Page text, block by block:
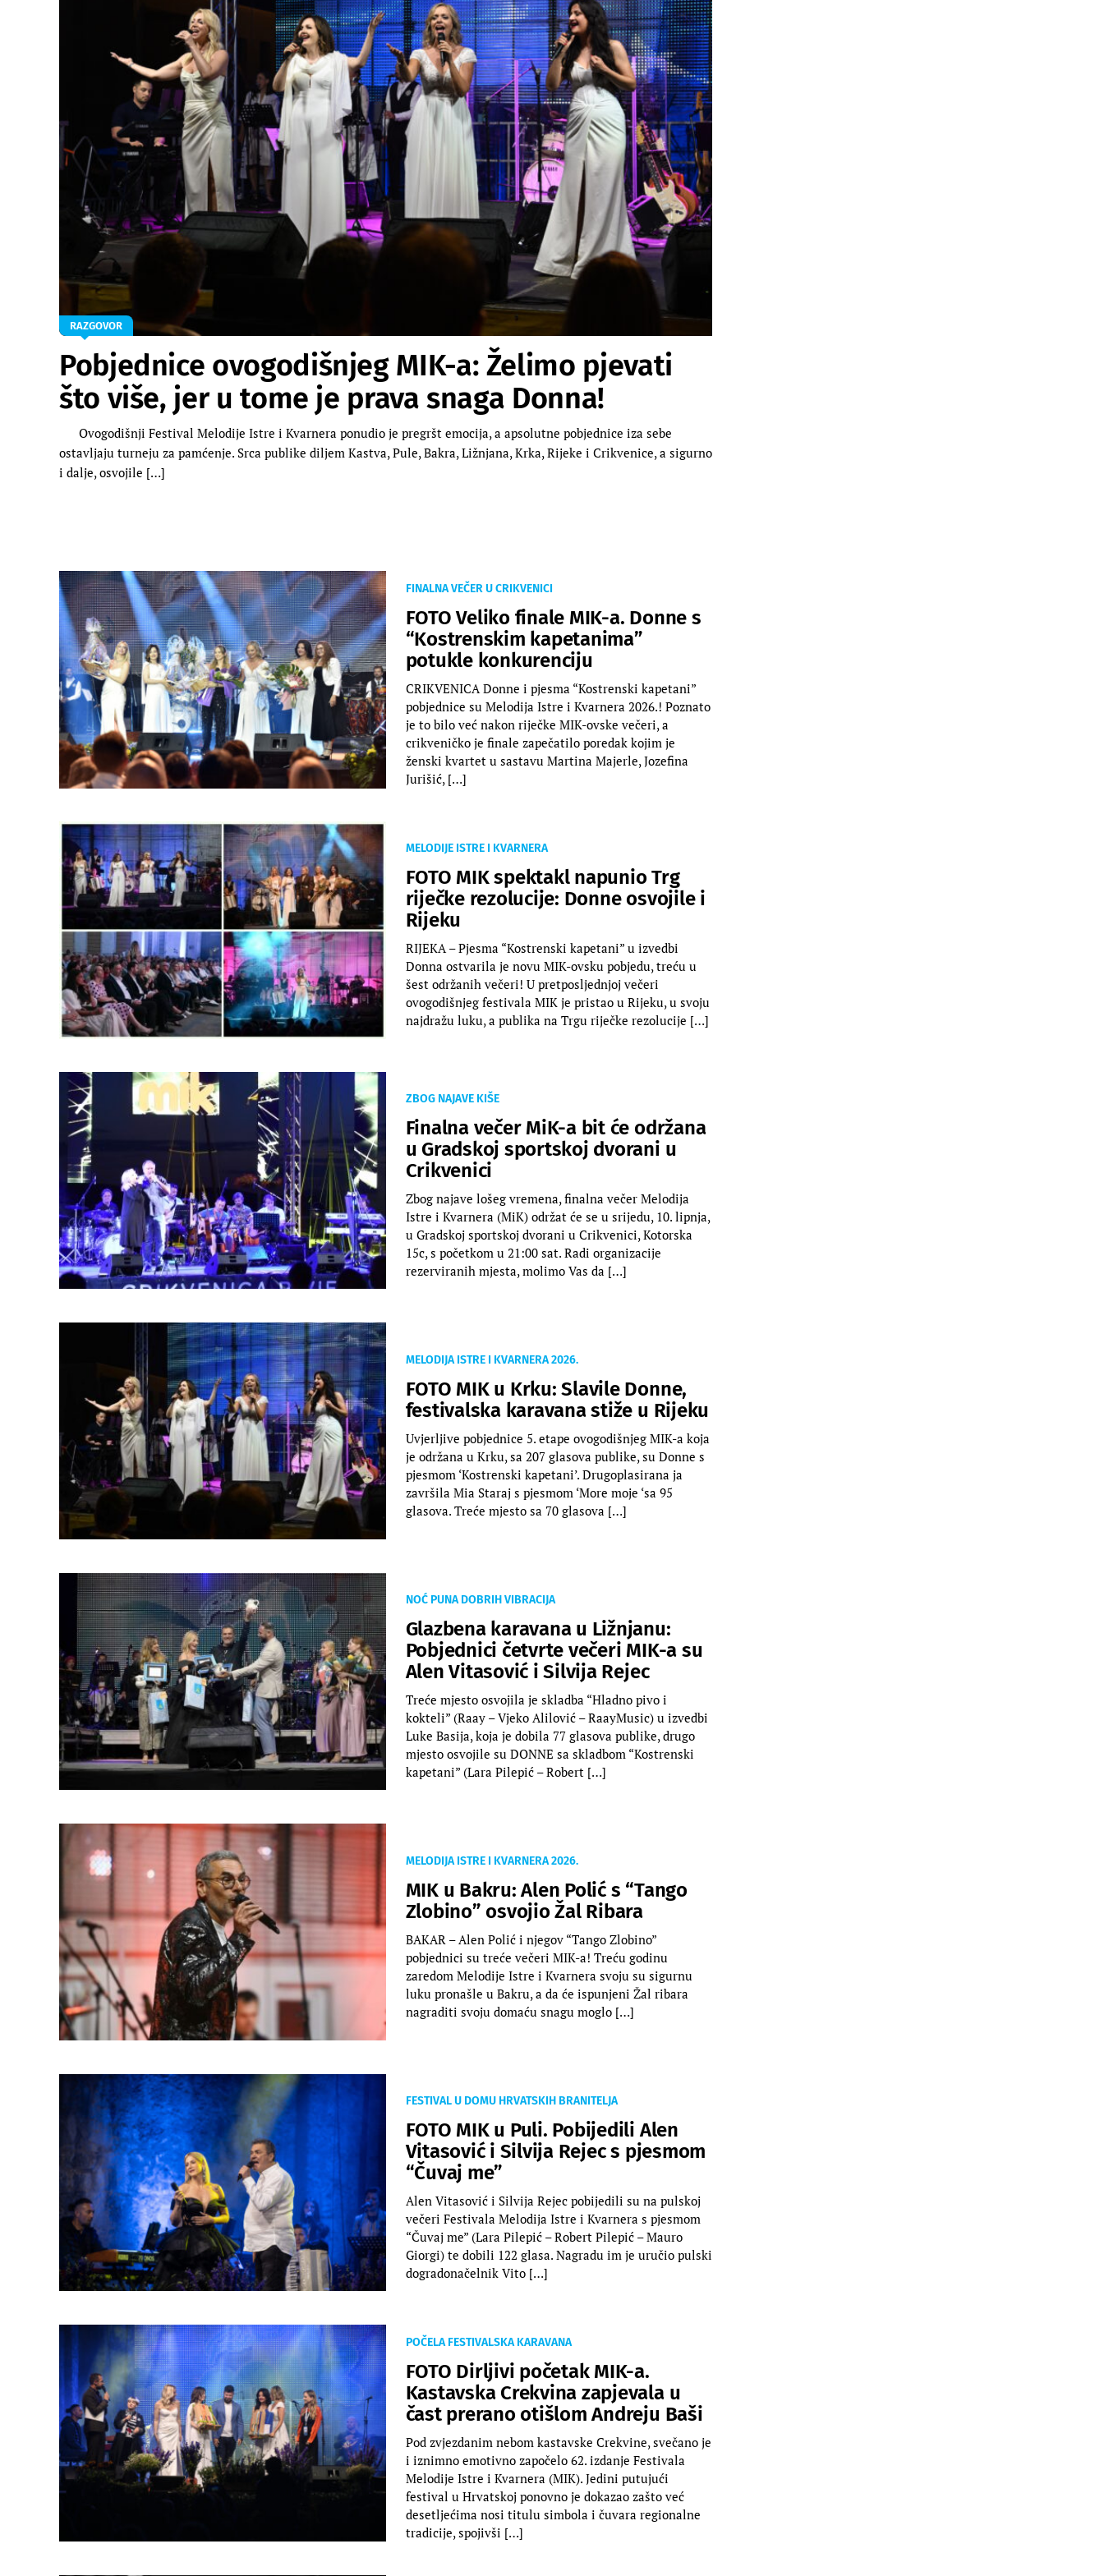
RAZGOVOR
Pobjednice ovogodišnjeg MIK-a: Želimo pjevati
što više, jer u tome je prava snaga Donna!
Ovogodišnji Festival Melodije Istre i Kvarnera ponudio je pregršt emocija, a apsolutne pobjednice iza sebe
ostavljaju turneju za pamćenje. Srca publike diljem Kastva, Pule, Bakra, Ližnjana, Krka, Rijeke i Crikvenice, a sigurno
i dalje, osvojile […]
FINALNA VEČER U CRIKVENICI
FOTO Veliko finale MIK-a. Donne s
“Kostrenskim kapetanima”
potukle konkurenciju
CRIKVENICA Donne i pjesma “Kostrenski kapetani”
pobjednice su Melodija Istre i Kvarnera 2026.! Poznato
je to bilo već nakon riječke MIK-ovske večeri, a
crikveničko je finale zapečatilo poredak kojim je
ženski kvartet u sastavu Martina Majerle, Jozefina
Jurišić, […]
MELODIJE ISTRE I KVARNERA
FOTO MIK spektakl napunio Trg
riječke rezolucije: Donne osvojile i
Rijeku
RIJEKA – Pjesma “Kostrenski kapetani” u izvedbi
Donna ostvarila je novu MIK-ovsku pobjedu, treću u
šest održanih večeri! U pretposljednjoj večeri
ovogodišnjeg festivala MIK je pristao u Rijeku, u svoju
najdražu luku, a publika na Trgu riječke rezolucije […]
ZBOG NAJAVE KIŠE
Finalna večer MiK-a bit će održana
u Gradskoj sportskoj dvorani u
Crikvenici
Zbog najave lošeg vremena, finalna večer Melodija
Istre i Kvarnera (MiK) održat će se u srijedu, 10. lipnja,
u Gradskoj sportskoj dvorani u Crikvenici, Kotorska
15c, s početkom u 21:00 sat. Radi organizacije
rezerviranih mjesta, molimo Vas da […]
MELODIJA ISTRE I KVARNERA 2026.
FOTO MIK u Krku: Slavile Donne,
festivalska karavana stiže u Rijeku
Uvjerljive pobjednice 5. etape ovogodišnjeg MIK-a koja
je održana u Krku, sa 207 glasova publike, su Donne s
pjesmom ‘Kostrenski kapetani’. Drugoplasirana ja
završila Mia Staraj s pjesmom ‘More moje ‘sa 95
glasova. Treće mjesto sa 70 glasova […]
NOĆ PUNA DOBRIH VIBRACIJA
Glazbena karavana u Ližnjanu:
Pobjednici četvrte večeri MIK-a su
Alen Vitasović i Silvija Rejec
Treće mjesto osvojila je skladba “Hladno pivo i
kokteli” (Raay – Vjeko Alilović – RaayMusic) u izvedbi
Luke Basija, koja je dobila 77 glasova publike, drugo
mjesto osvojile su DONNE sa skladbom “Kostrenski
kapetani” (Lara Pilepić – Robert […]
MELODIJA ISTRE I KVARNERA 2026.
MIK u Bakru: Alen Polić s “Tango
Zlobino” osvojio Žal Ribara
BAKAR – Alen Polić i njegov “Tango Zlobino”
pobjednici su treće večeri MIK-a! Treću godinu
zaredom Melodije Istre i Kvarnera svoju su sigurnu
luku pronašle u Bakru, a da će ispunjeni Žal ribara
nagraditi svoju domaću snagu moglo […]
FESTIVAL U DOMU HRVATSKIH BRANITELJA
FOTO MIK u Puli. Pobijedili Alen
Vitasović i Silvija Rejec s pjesmom
“Čuvaj me”
Alen Vitasović i Silvija Rejec pobijedili su na pulskoj
večeri Festivala Melodija Istre i Kvarnera s pjesmom
“Čuvaj me” (Lara Pilepić – Robert Pilepić – Mauro
Giorgi) te dobili 122 glasa. Nagradu im je uručio pulski
dogradonačelnik Vito […]
POČELA FESTIVALSKA KARAVANA
FOTO Dirljivi početak MIK-a.
Kastavska Crekvina zapjevala u
čast prerano otišlom Andreju Baši
Pod zvjezdanim nebom kastavske Crekvine, svečano je
i iznimno emotivno započelo 62. izdanje Festivala
Melodije Istre i Kvarnera (MIK). Jedini putujući
festival u Hrvatskoj ponovno je dokazao zašto već
desetljećima nosi titulu simbola i čuvara regionalne
tradicije, spojivši […]